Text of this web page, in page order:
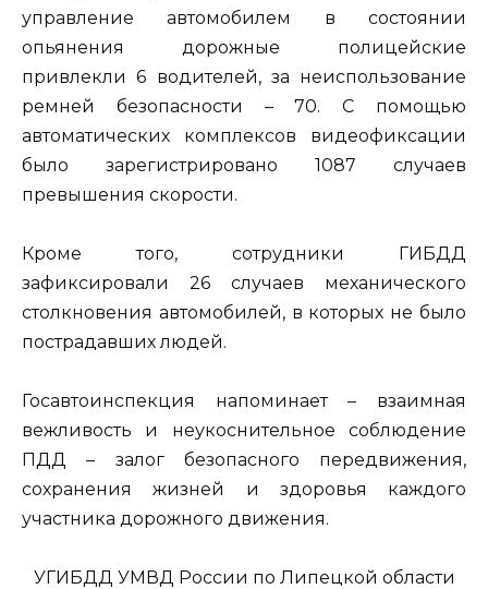
управление автомобилем в состоянии
опьянения дорожные полицейские
привлекли 6 водителей, за неиспользование
ремней безопасности – 70. С помощью
автоматических комплексов видеофиксации
было зарегистрировано 1087 случаев
превышения скорости.
Кроме того, сотрудники ГИБДД
зафиксировали 26 случаев механического
столкновения автомобилей, в которых не было
пострадавших людей.
Госавтоинспекция напоминает – взаимная
вежливость и неукоснительное соблюдение
ПДД – залог безопасного передвижения,
сохранения жизней и здоровья каждого
участника дорожного движения.
УГИБДД УМВД России по Липецкой области